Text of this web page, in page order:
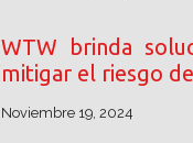
WTW brinda
mitigar el riesgo
Noviembre 19, 2024